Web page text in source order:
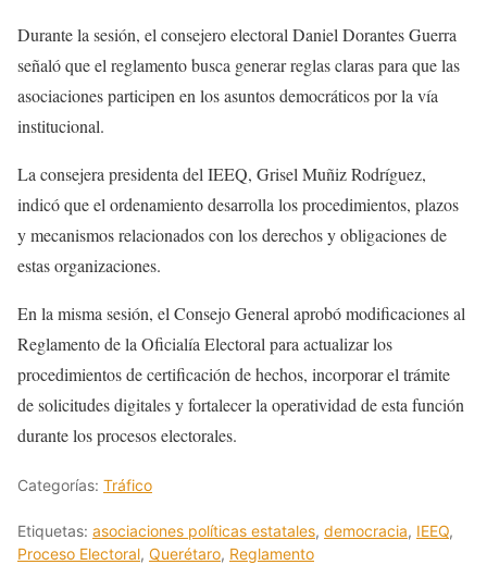
Durante la sesión, el consejero electoral Daniel Dorantes Guerra
señaló que el reglamento busca generar reglas claras para que las
asociaciones participen en los asuntos democráticos por la vía
institucional.
La consejera presidenta del IEEQ, Grisel Muñiz Rodríguez,
indicó que el ordenamiento desarrolla los procedimientos, plazos
y mecanismos relacionados con los derechos y obligaciones de
estas organizaciones.
En la misma sesión, el Consejo General aprobó modificaciones al
Reglamento de la Oficialía Electoral para actualizar los
procedimientos de certificación de hechos, incorporar el trámite
de solicitudes digitales y fortalecer la operatividad de esta función
durante los procesos electorales.
Categorías: Tráfico
Etiquetas: asociaciones políticas estatales, democracia, IEEQ,
Proceso Electoral, Querétaro, Reglamento